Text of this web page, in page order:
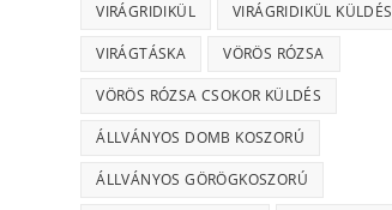
VIRÁGRIDIKÜL VIRÁGRIDIKÜL KÜLDÉS
VIRÁGTÁSKA VÖRÖS RÓZSA
VÖRÖS RÓZSA CSOKOR KÜLDÉS
ÁLLVÁNYOS DOMB KOSZORÚ
ÁLLVÁNYOS GÖRÖGKOSZORÚ